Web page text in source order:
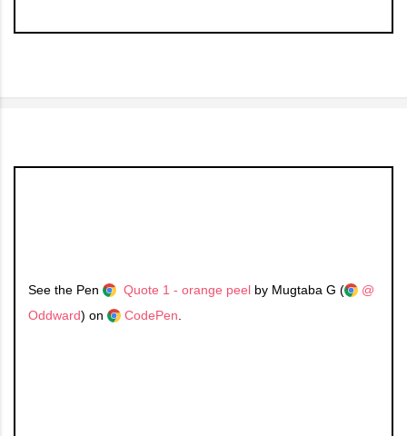
See the Pen Quote 1 - orange peel by Mugtaba G (
@
Oddward) on CodePen